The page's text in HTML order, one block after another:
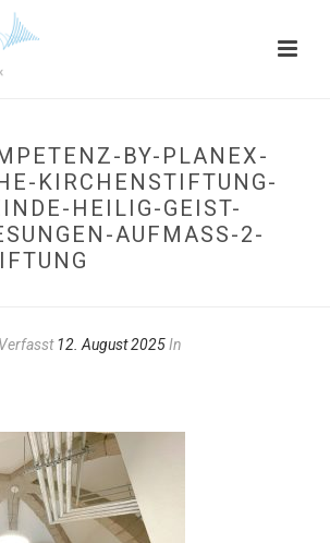
BY-PLANEX-
KIRCHENSTIFTUNG-
HEILIG-GEIST-
AUFMASS-2-
Verfasst12. August 2025In